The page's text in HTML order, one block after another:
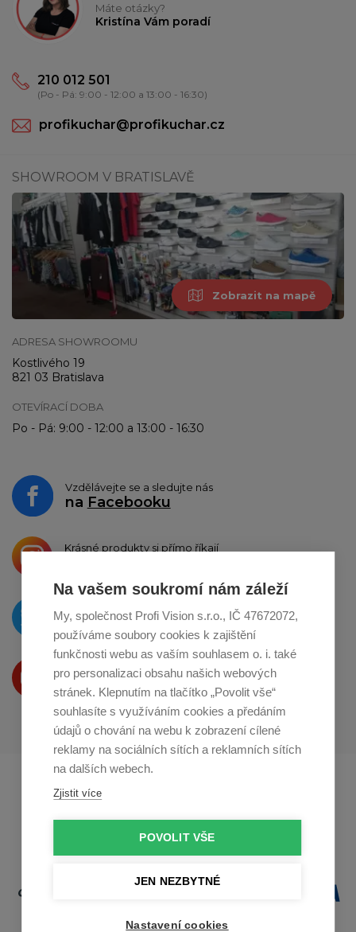
Máte otázky?
Kristína Vám poradí
210 012 501
(Po - Pá: 9:00 - 12:00 a 13:00 - 16:30)
profikuchar@profikuchar.cz
SHOWROOM V BRATISLAVĚ
Zobrazit na mapě
ADRESA SHOWROOMU
Kostlivého 19
821 03 Bratislava
OTEVÍRACÍ DOBA
Po - Pá: 9:00 - 12:00 a 13:00 - 16:30
Vzdělávejte se a sledujte nás
na Facebooku
Krásné produkty si přímo říkají
O novinkách píšeme
naTwitteru
Produkty Vám představujeme
na Youtube
Profikuchar.sk
Na vašem soukromí nám záleží
My, společnost Profi Vision s.r.o., IČ 47672072,
používáme soubory cookies k zajištění
funkčnosti webu as vaším souhlasem o. i. také
pro personalizaci obsahu našich webových
stránek. Klepnutím na tlačítko „Povolit vše“
souhlasíte s využíváním cookies a předáním
údajů o chování na webu k zobrazení cílené
reklamy na sociálních sítích a reklamních sítích
na dalších webech.
Zjistit více
POVOLIT VŠE
JEN NEZBYTNÉ
Nastavení cookies